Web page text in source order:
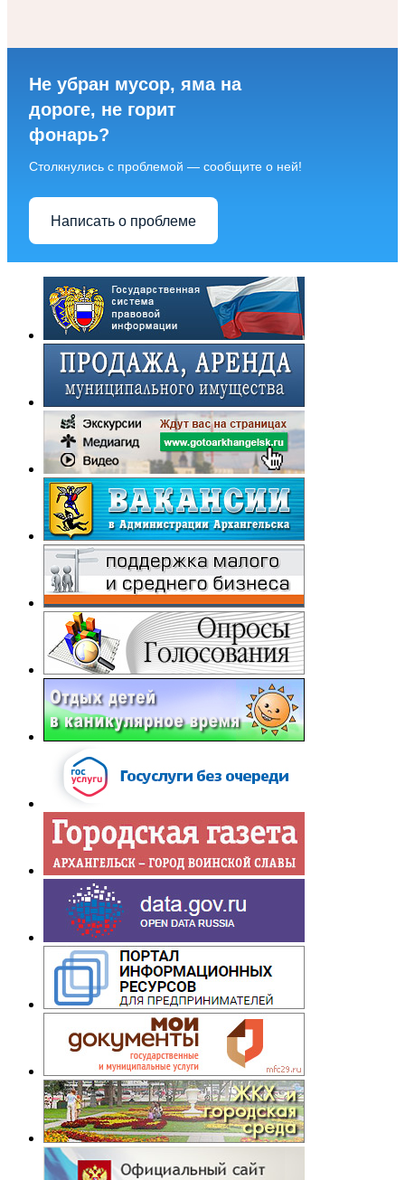
Не убран мусор, яма на
дороге, не горит
фонарь?
Столкнулись с проблемой — сообщите о ней!
Написать о проблеме